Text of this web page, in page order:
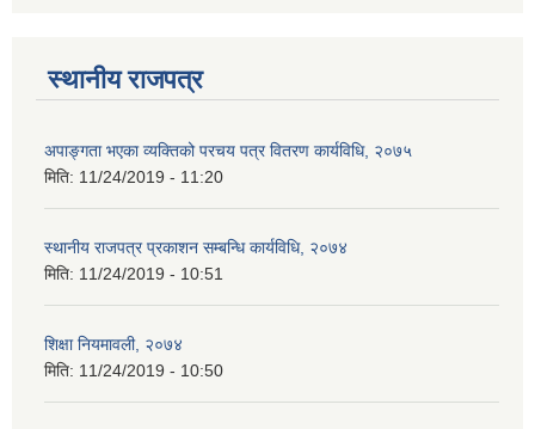
स्थानीय राजपत्र
अपाङ्गता भएका व्यक्तिको परचय पत्र वितरण कार्यविधि, २०७५
मिति: 11/24/2019 - 11:20
स्थानीय राजपत्र प्रकाशन सम्बन्धि कार्यविधि, २०७४
मिति: 11/24/2019 - 10:51
शिक्षा नियमावली, २०७४
मिति: 11/24/2019 - 10:50